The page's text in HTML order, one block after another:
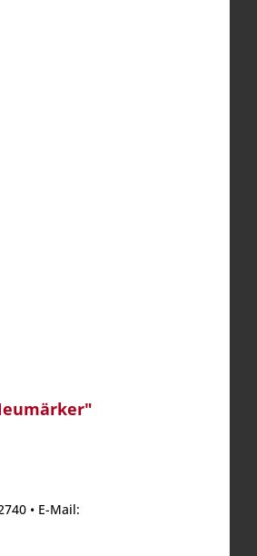
• E-Mail: